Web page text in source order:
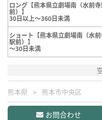
ロング【熊本県立劇場南（水前
前）】
30日以上～360日未満
ショート【熊本県立劇場南（水
駅前）】
～30日未満
熊本県 熊本市中央区
お問合わせ